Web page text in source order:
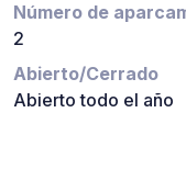
Número de
2
Abierto/Cerrado
Abierto todo el año